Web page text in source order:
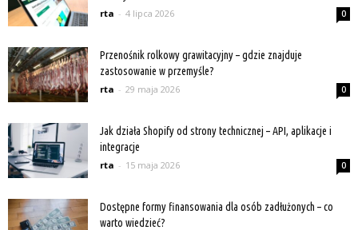
rta - 4 lipca 2026 0
Przenośnik rolkowy grawitacyjny – gdzie znajduje
zastosowanie w przemyśle?
rta - 29 maja 2026 0
Jak działa Shopify od strony technicznej – API, aplikacje i
integracje
rta - 15 maja 2026 0
Dostępne formy finansowania dla osób zadłużonych – co
warto wiedzieć?